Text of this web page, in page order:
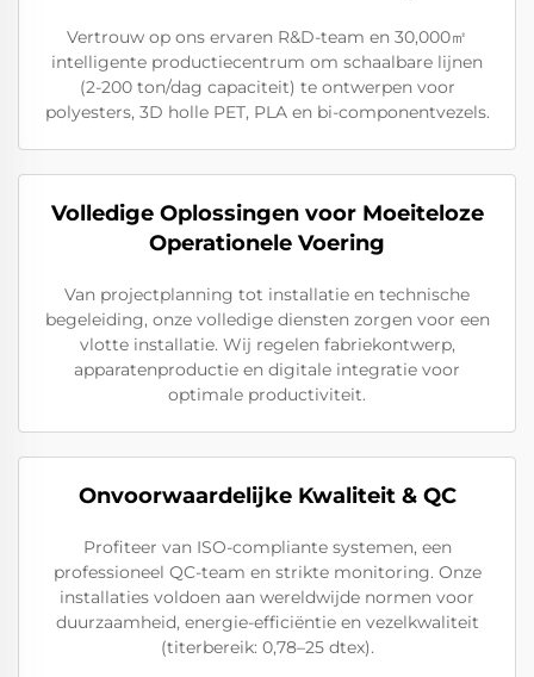
Vertrouw op ons ervaren R&D-team en 30,000㎡
intelligente productiecentrum om schaalbare lijnen
(2-200 ton/dag capaciteit) te ontwerpen voor
polyesters, 3D holle PET, PLA en bi-componentvezels.
Volledige Oplossingen voor Moeiteloze
Operationele Voering
Van projectplanning tot installatie en technische
begeleiding, onze volledige diensten zorgen voor een
vlotte installatie. Wij regelen fabriekontwerp,
apparatenproductie en digitale integratie voor
optimale productiviteit.
Onvoorwaardelijke Kwaliteit & QC
Profiteer van ISO-compliante systemen, een
professioneel QC-team en strikte monitoring. Onze
installaties voldoen aan wereldwijde normen voor
duurzaamheid, energie-efficiëntie en vezelkwaliteit
(titerbereik: 0,78–25 dtex).